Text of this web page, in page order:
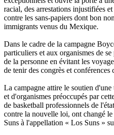
racial, des arrestations injustifiées
contre les sans-papiers dont bon
immigrants venus du Mexique.
Dans le cadre de la campagne
particuliers et aux organismes de
de la personne en évitant les
de tenir des congrès et
La campagne attire le soutien
et d'organismes préoccupés par
de basketball professionnels de
contre la nouvelle loi, ont changé
Suns à l'appellation « Los Suns »